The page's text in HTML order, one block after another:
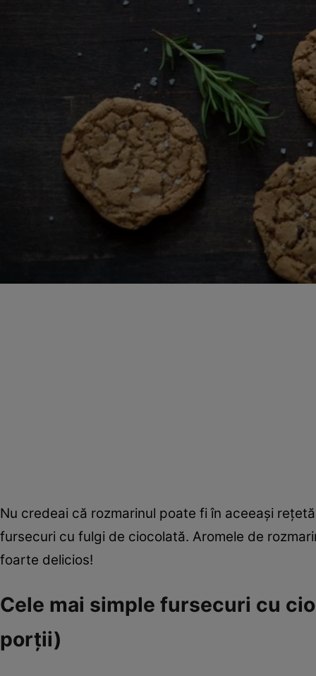
Nu credeai că rozmarinul poate fi în aceeaşi
fursecuri cu fulgi de ciocolată. Aromele de
foarte delicios!
Cele mai simple fursecuri cu
porţii)